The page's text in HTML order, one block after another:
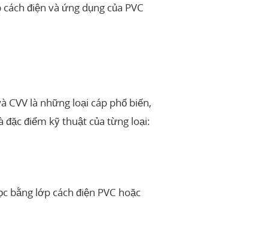
điện và ứng dụng của PVC
CVV là những loại cáp phổ biến,
điểm kỹ thuật của từng loại:
bằng lớp cách điện PVC hoặc